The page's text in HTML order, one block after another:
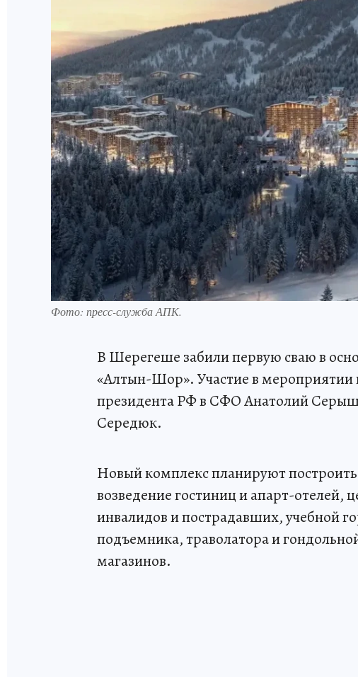
Фото: пресс-служба АПК.
В Шерегеше забили первую сваю в
«Алтын-Шор». Участие в
президента РФ в СФО Анатолий
Середюк.
Новый комплекс планируют
возведение гостиниц и апарт-
инвалидов и пострадавших, учебной
подъемника, траволатора и
магазинов.